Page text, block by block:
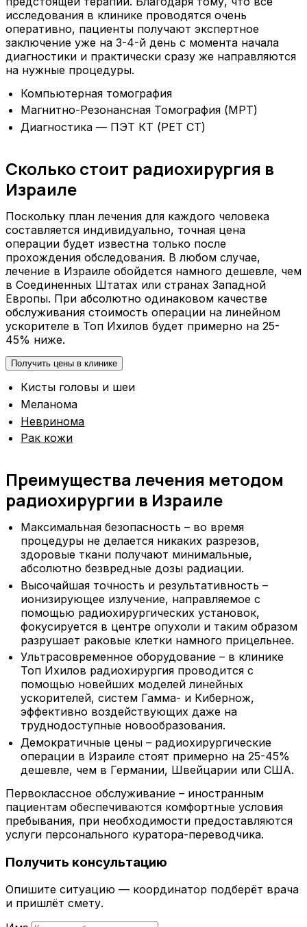
исследования в клинике проводятся очень
оперативно, пациенты получают экспертное
заключение уже на 3-4-й день с момента начала
диагностики и практически сразу же направляются
на нужные процедуры.
Компьютерная томография
Магнитно-Резонансная Томография (МРТ)
Диагностика — ПЭТ КТ (PET CT)
Сколько стоит радиохирургия в
Израиле
Поскольку план лечения для каждого человека
составляется индивидуально, точная цена
операции будет известна только после
прохождения обследования. В любом случае,
лечение в Израиле обойдется намного дешевле, чем
в Соединенных Штатах или странах Западной
Европы. При абсолютно одинаковом качестве
обслуживания стоимость операции на линейном
ускорителе в Топ Ихилов будет примерно на 25-
45% ниже.
Получить цены в клинике
Кисты головы и шеи
Меланома
Невринома
Рак кожи
Преимущества лечения методом
радиохирургии в Израиле
Максимальная безопасность – во время
процедуры не делается никаких разрезов,
здоровые ткани получают минимальные,
абсолютно безвредные дозы радиации.
Высочайшая точность и результативность –
ионизирующее излучение, направляемое с
помощью радиохирургических установок,
фокусируется в центре опухоли и таким образом
разрушает раковые клетки намного прицельнее.
Ультрасовременное оборудование – в клинике
Топ Ихилов радиохирургия проводится с
помощью новейших моделей линейных
ускорителей, систем Гамма- и Кибернож,
эффективно воздействующих даже на
труднодоступные новообразования.
Демократичные цены – радиохирургические
операции в Израиле стоят примерно на 25-45%
дешевле, чем в Германии, Швейцарии или США.
Первоклассное обслуживание – иностранным
пациентам обеспечиваются комфортные условия
пребывания, при необходимости предоставляются
услуги персонального куратора-переводчика.
Получить консультацию
Опишите ситуацию — координатор подберёт врача
и пришлёт смету.